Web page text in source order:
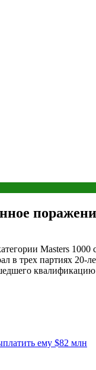
Masters
в трех партиях 20-
ему $82 млн